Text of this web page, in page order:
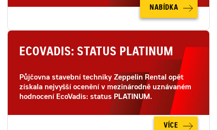
NABÍDKA
ECOVADIS: STATUS PLATINUM
Půjčovna stavební techniky Zeppelin Rental opět
získala nejvyšší ocenění v mezinárodně uznávaném
hodnocení EcoVadis: status PLATINUM.
VÍCE